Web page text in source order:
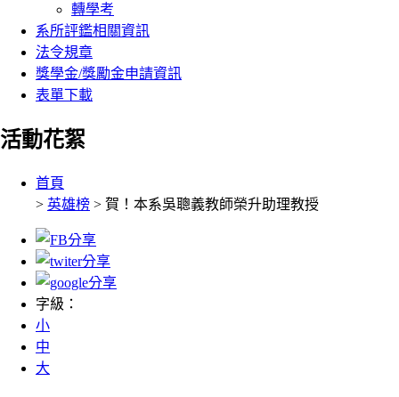
轉學考
系所評鑑相關資訊
法令規章
獎學金/獎勵金申請資訊
表單下載
活動花絮
首頁
> 英雄榜 > 賀！本系吳聰義教師榮升助理教授
字級：
小
中
大